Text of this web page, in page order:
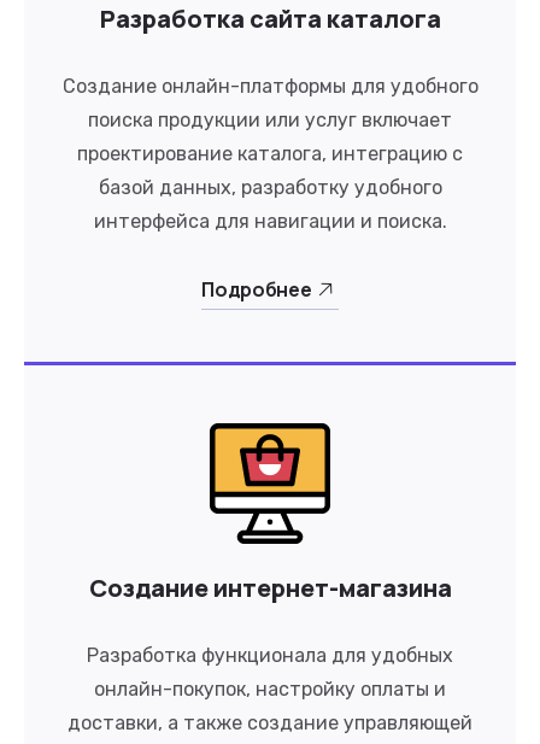
Разработка сайта каталога
Создание онлайн-платформы для удобного
поиска продукции или услуг включает
проектирование каталога, интеграцию с
базой данных, разработку удобного
интерфейса для навигации и поиска.
Подробнее
Создание интернет-магазина
Разработка функционала для удобных
онлайн-покупок, настройку оплаты и
доставки, а также создание управляющей